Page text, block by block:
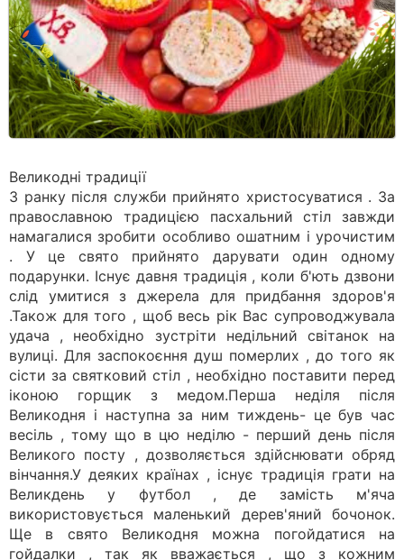
Великодні традиції
З ранку після служби прийнято христосуватися . За
православною традицією пасхальний стіл завжди
намагалися зробити особливо ошатним і урочистим
. У це свято прийнято дарувати один одному
подарунки. Існує давня традиція , коли б'ють дзвони
слід умитися з джерела для придбання здоров'я
.Також для того , щоб весь рік Вас супроводжувала
удача , необхідно зустріти недільний світанок на
вулиці. Для заспокоєння душ померлих , до того як
сісти за святковий стіл , необхідно поставити перед
іконою горщик з медом.Перша неділя після
Великодня і наступна за ним тиждень- це був час
весіль , тому що в цю неділю - перший день після
Великого посту , дозволяється здійснювати обряд
вінчання.У деяких країнах , існує традиція грати на
Великдень у футбол , де замість м'яча
використовується маленький дерев'яний бочонок.
Ще в свято Великодня можна погойдатися на
гойдалки , так як вважається , що з кожним